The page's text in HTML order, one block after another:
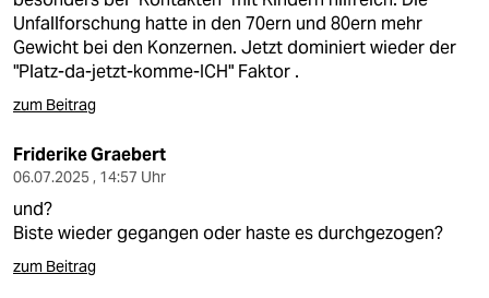
Unfallforschung hatte in den 70ern und 80ern mehr
Gewicht bei den Konzernen. Jetzt dominiert wieder der
"Platz-da-jetzt-komme-ICH" Faktor .
zum Beitrag
Friderike Graebert
06.07.2025 , 14:57 Uhr
und?
Biste wieder gegangen oder haste es durchgezogen?
zum Beitrag